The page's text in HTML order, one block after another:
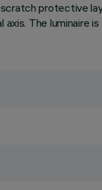
protective
The luminaire